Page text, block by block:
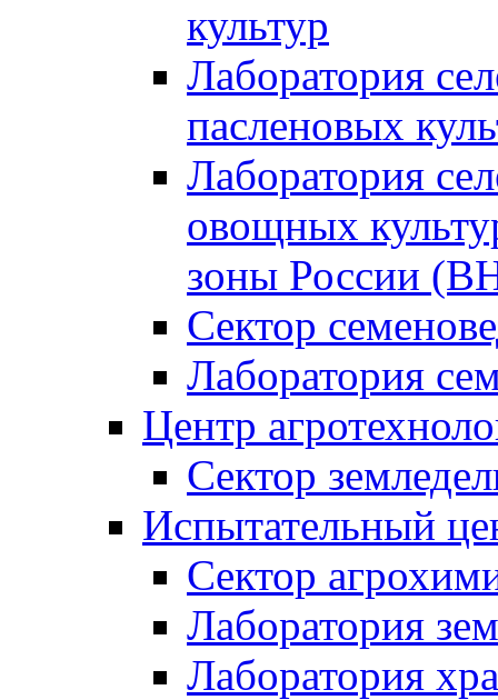
культур
Лаборатория
пасленовых
Лаборатория
овощных
зоны России
Сектор
Лаборатория
Центр
Сектор
Испытательный
Сектор
Лаборатория
Лаборатория